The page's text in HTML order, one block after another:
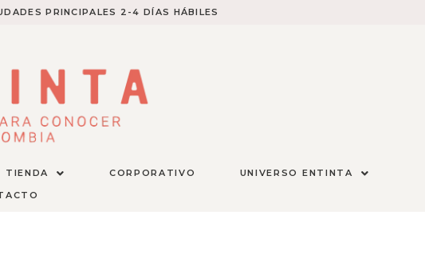
PRINCIPALES 2-4 DÍAS HÁBILES​
TIENDA CORPORATIVO
UNIVERSO ENTINTA